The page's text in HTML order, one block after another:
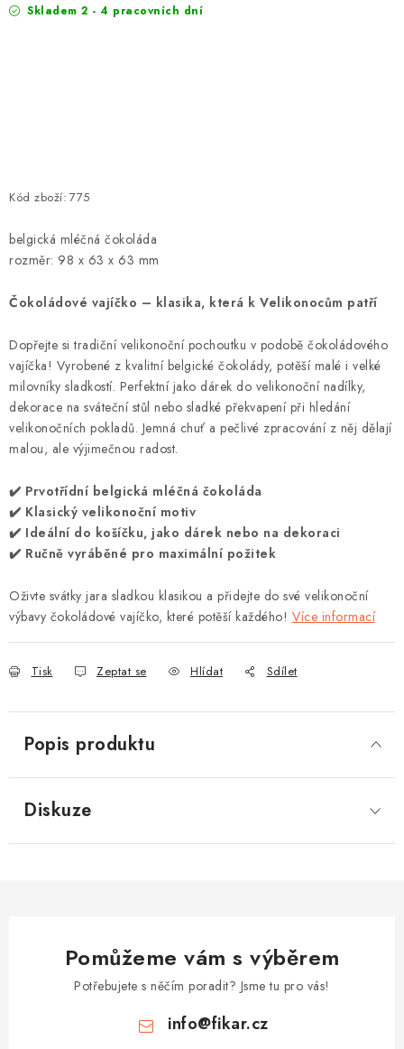
Skladem 2 - 4 pracovních dní
Kód zboží: 775
belgická mléčná čokoláda
rozměr: 98 x 63 x 63 mm
Čokoládové vajíčko – klasika, která k Velikonocům patří
Dopřejte si tradiční velikonoční pochoutku v podobě čokoládového
vajíčka! Vyrobené z kvalitní belgické čokolády, potěší malé i velké
milovníky sladkostí. Perfektní jako dárek do velikonoční nadílky,
dekorace na sváteční stůl nebo sladké překvapení při hledání
velikonočních pokladů. Jemná chuť a pečlivé zpracování z něj dělají
malou, ale výjimečnou radost.
✔️ Prvotřídní belgická mléčná čokoláda
✔️ Klasický velikonoční motiv
✔️ Ideální do košíčku, jako dárek nebo na dekoraci
✔️ Ručně vyráběné pro maximální požitek
Oživte svátky jara sladkou klasikou a přidejte do své velikonoční
výbavy čokoládové vajíčko, které potěší každého! Více informací
Tisk Zeptat se Hlídat Sdílet
Popis produktu
Diskuze
Pomůžeme vám s výběrem
Potřebujete s něčím poradit? Jsme tu pro vás!
info@fikar.cz